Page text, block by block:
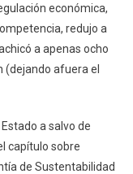
económica,
redujo a
a apenas ocho
(dejando afuera el
a salvo de
capítulo sobre
de Sustentabilidad